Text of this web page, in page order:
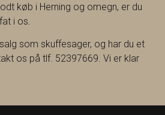
køb i Herning og omegn, er du
i os.
som skuffesager, og har du et
os på tlf. 52397669. Vi er klar